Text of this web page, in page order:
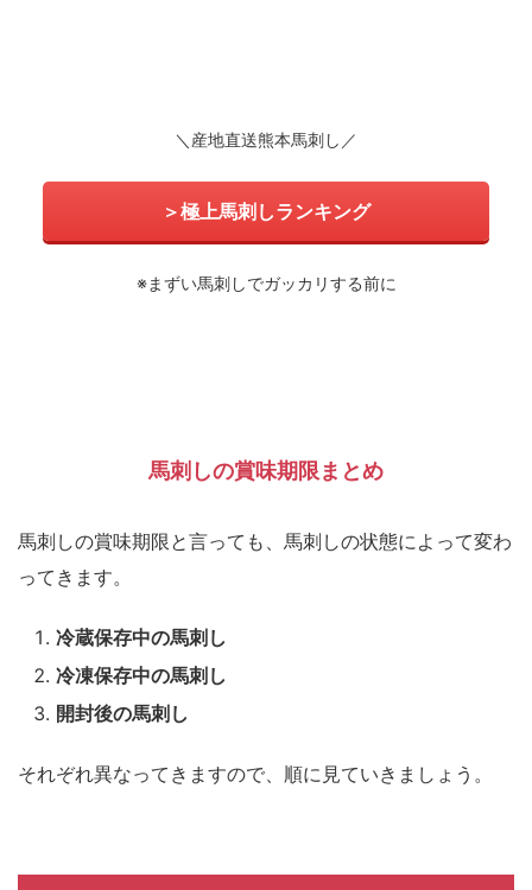
＼産地直送熊本馬刺し／
＞極上馬刺しランキング
※まずい馬刺しでガッカリする前に
馬刺しの賞味期限まとめ
馬刺しの賞味期限と言っても、馬刺しの状態によって変わ
ってきます。
冷蔵保存中の馬刺し
冷凍保存中の馬刺し
開封後の馬刺し
それぞれ異なってきますので、順に見ていきましょう。